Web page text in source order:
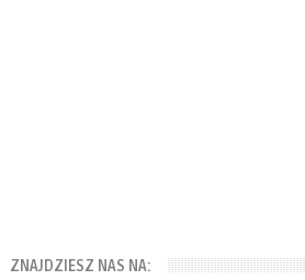
ZNAJDZIESZ NAS NA: